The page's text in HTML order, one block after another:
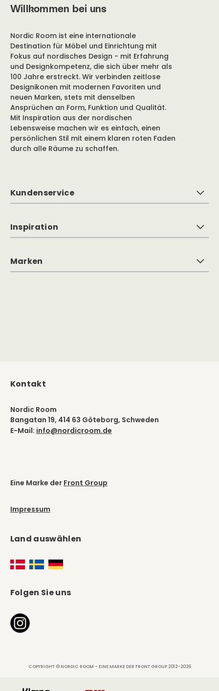
Willkommen bei uns
Nordic Room ist eine internationale
Destination für Möbel und Einrichtung mit
Fokus auf nordisches Design - mit Erfahrung
und Designkompetenz, die sich über mehr als
100 Jahre erstreckt. Wir verbinden zeitlose
Designikonen mit modernen Favoriten und
neuen Marken, stets mit denselben
Ansprüchen an Form, Funktion und Qualität.
Mit Inspiration aus der nordischen
Lebensweise machen wir es einfach, einen
persönlichen Stil mit einem klaren roten Faden
durch alle Räume zu schaffen.
Kundenservice
Inspiration
Marken
Kontakt
Nordic Room
Bangatan 19, 414 63 Göteborg, Schweden
E-Mail: info@nordicroom.de
Eine Marke der Front Group
Impressum
Land auswählen
Folgen Sie uns
COPYRIGHT © NORDIC ROOM – EINE MARKE DER FRONT GROUP 2012–2026